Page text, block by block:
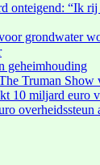
onteigend: “Ik
grondwater
geheimhouding
Truman Show
10 miljard euro
overheidssteun